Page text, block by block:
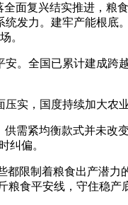
面复兴结实推进，粮
发力。建牢产能根底
。
。全国已累计建成跨
，国度持续加大农
需紧均衡款式并未改
纠偏。
限制着粮食出产潜力
食平安线，守住稳产